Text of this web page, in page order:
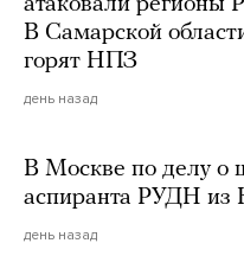
атаковали регионы
В Самарской
горят НПЗ
день назад
В Москве по делу о
аспиранта РУДН из
день назад